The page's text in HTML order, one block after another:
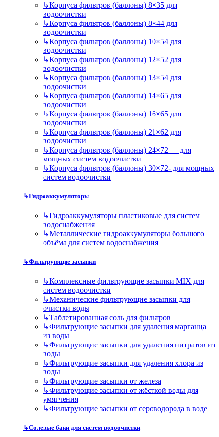
↳Корпуса фильтров (баллоны) 8×35 для
водоочистки
↳Корпуса фильтров (баллоны) 8×44 для
водоочистки
↳Корпуса фильтров (баллоны) 10×54 для
водоочистки
↳Корпуса фильтров (баллоны) 12×52 для
водоочистки
↳Корпуса фильтров (баллоны) 13×54 для
водоочистки
↳Корпуса фильтров (баллоны) 14×65 для
водоочистки
↳Корпуса фильтров (баллоны) 16×65 для
водоочистки
↳Корпуса фильтров (баллоны) 21×62 для
водоочистки
↳Корпуса фильтров (баллоны) 24×72 — для
мощных систем водоочистки
↳Корпуса фильтров (баллоны) 30×72- для мощных
систем водоочистки
↳Гидроаккумуляторы
↳Гидроаккумуляторы пластиковые для систем
водоснабжения
↳Металлические гидроаккумуляторы большого
объёма для систем водоснабжения
↳Фильтрующие засыпки
↳Комплексные фильтрующие засыпки MIX для
систем водоочистки
↳Механические фильтрующие засыпки для
очистки воды
↳Таблетированная соль для фильтров
↳Фильтрующие засыпки для удаления марганца
из воды
↳Фильтрующие засыпки для удаления нитратов из
воды
↳Фильтрующие засыпки для удаления хлора из
воды
↳Фильтрующие засыпки от железа
↳Фильтрующие засыпки от жёсткой воды для
умягчения
↳Фильтрующие засыпки от сероводорода в воде
↳Солевые баки для систем водоочистки